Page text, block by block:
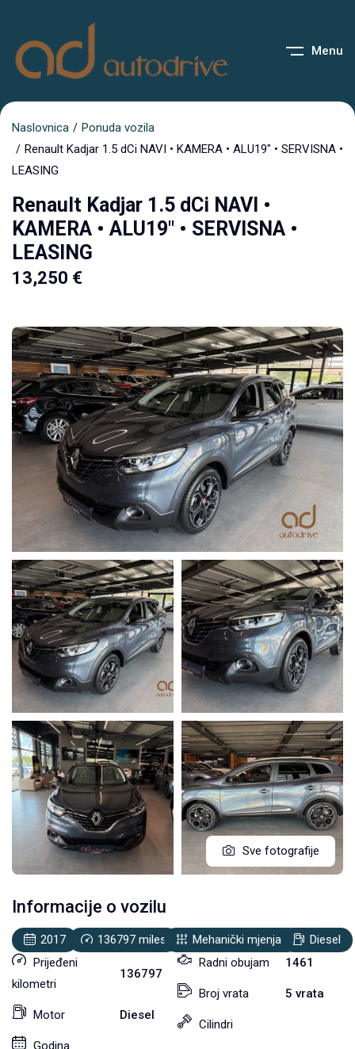
Menu
Naslovnica
Ponuda vozila
Renault Kadjar 1.5 dCi NAVI • KAMERA • ALU19″ • SERVISNA •
LEASING
Renault Kadjar 1.5 dCi NAVI •
KAMERA • ALU19″ • SERVISNA •
LEASING
13,250 €
Sve fotografije
Informacije o vozilu
2017 136797 miles Mehanički mjenjač
Diesel
Prijeđeni
kilometri
136797
Motor Diesel
Godina
Radni obujam 1461
Broj vrata 5 vrata
Cilindri